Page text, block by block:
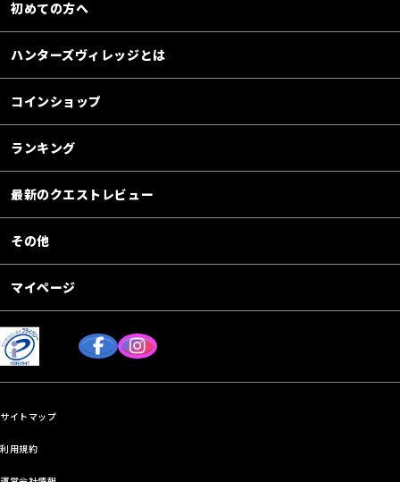
初めての方へ
ハンターズヴィレッジとは
コインショップ
ランキング
最新のクエストレビュー
その他
マイページ
サイトマップ
利用規約